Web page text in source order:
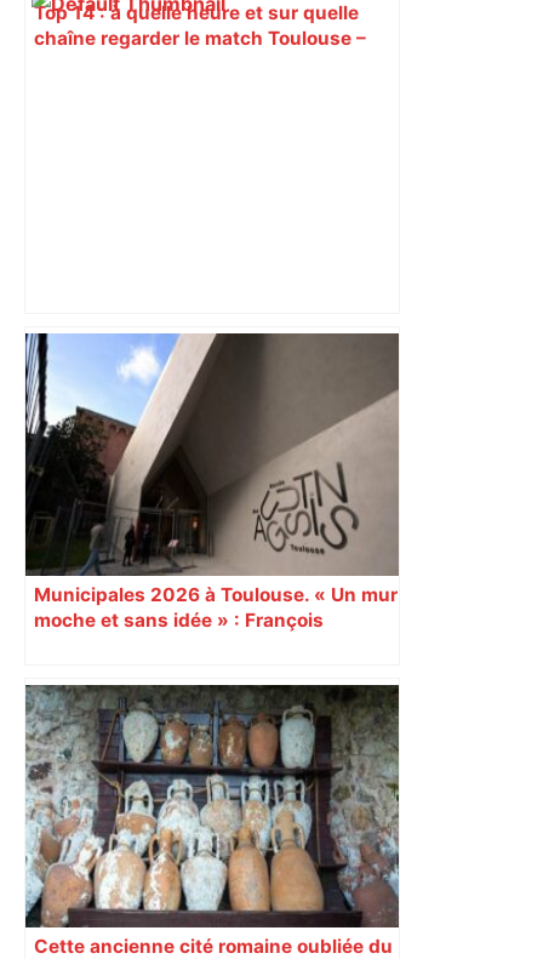
Top 14 : à quelle heure et sur quelle
chaîne regarder le match Toulouse –
« Rien d'inquiétant » pour Guillaume
Restes, le gardien de Toulouse, après
sa sortie à Metz – L'Équipe
Municipales 2026 à Toulouse. « Un mur
moche et sans idée » : François
Augustins
Cette ancienne cité romaine oubliée du